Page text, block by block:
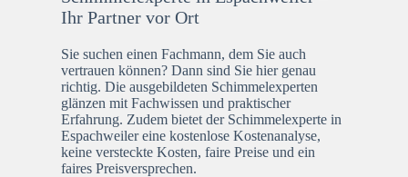
Ihr Partner vor Ort
Sie suchen einen Fachmann, dem Sie auch
vertrauen können? Dann sind Sie hier genau
richtig. Die ausgebildeten Schimmelexperten
glänzen mit Fachwissen und praktischer
Erfahrung. Zudem bietet der Schimmelexperte in
Espachweiler eine kostenlose Kostenanalyse,
keine versteckte Kosten, faire Preise und ein
faires Preisversprechen.